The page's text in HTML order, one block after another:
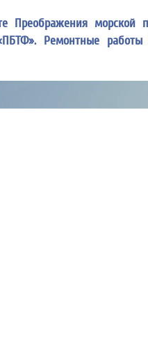
Преображения морской
Ремонтные работы